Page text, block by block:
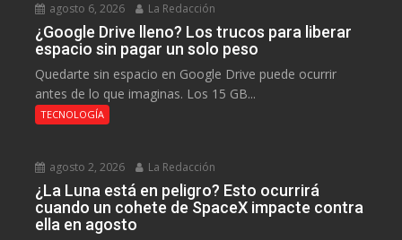
agosto 6, 2026 La Redacción
¿Google Drive lleno? Los trucos para liberar
espacio sin pagar un solo peso
Quedarte sin espacio en Google Drive puede ocurrir
antes de lo que imaginas. Los 15 GB...
TECNOLOGÍA
agosto 2, 2026 La Redacción
¿La Luna está en peligro? Esto ocurrirá
cuando un cohete de SpaceX impacte contra
ella en agosto